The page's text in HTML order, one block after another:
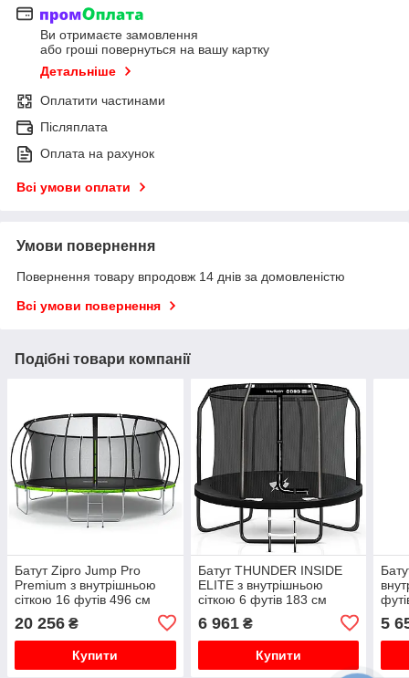
Ви отримаєте замовлення
або гроші повернуться на вашу картку
Детальніше
Оплатити частинами
Післяплата
Оплата на рахунок
Всі умови оплати
Умови повернення
Повернення товару впродовж 14 днів за домовленістю
Всі умови повернення
Подібні товари компанії
Батут Zipro Jump Pro
Premium з внутрішньою
сіткою 16 футів 496 см
20 256 ₴
Купити
Батут THUNDER INSIDE
ELITE з внутрішньою
сіткою 6 футів 183 см
6 961₴
Купити
5